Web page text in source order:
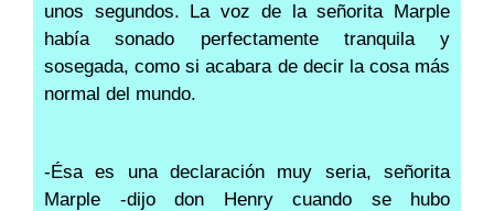
unos segundos. La voz de la señorita Marple
había sonado perfectamente tranquila y
sosegada, como si acabara de decir la cosa más
normal del mundo.
-Ésa es una declaración muy seria, señorita
Marple -dijo don Henry cuando se hubo